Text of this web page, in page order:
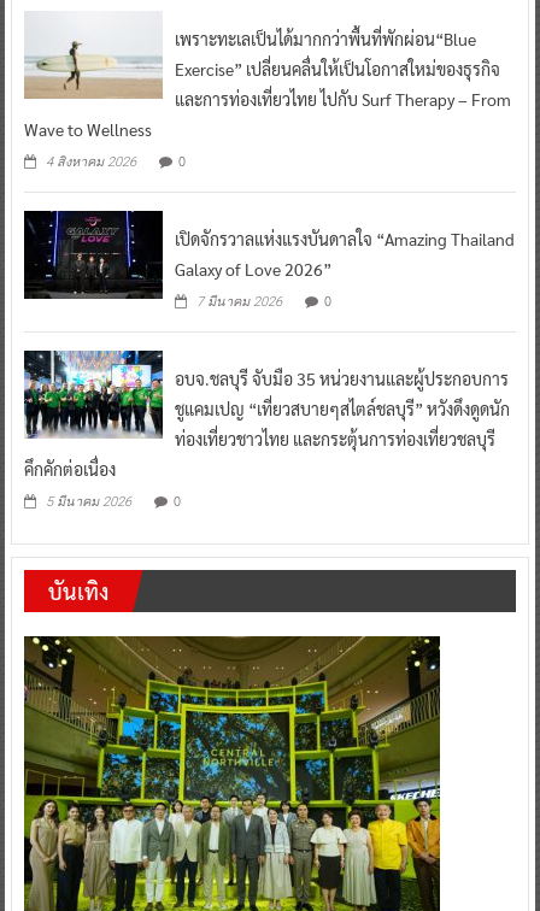
เพราะทะเลเป็นได้มากกว่าพื้นที่พักผ่อน“Blue
Exercise” เปลี่ยนคลื่นให้เป็นโอกาสใหม่ของธุรกิจ
และการท่องเที่ยวไทย ไปกับ Surf Therapy – From
Wave to Wellness
4 สิงหาคม 2026 0
เปิดจักรวาลแห่งแรงบันดาลใจ “Amazing Thailand
Galaxy of Love 2026”
7 มีนาคม 2026 0
อบจ.ชลบุรี จับมือ 35 หน่วยงานและผู้ประกอบการ
ชูแคมเปญ “เที่ยวสบายๆสไตล์ชลบุรี” หวังดึงดูดนัก
ท่องเที่ยวชาวไทย และกระตุ้นการท่องเที่ยวชลบุรี
คึกคักต่อเนื่อง
5 มีนาคม 2026 0
บันเทิง